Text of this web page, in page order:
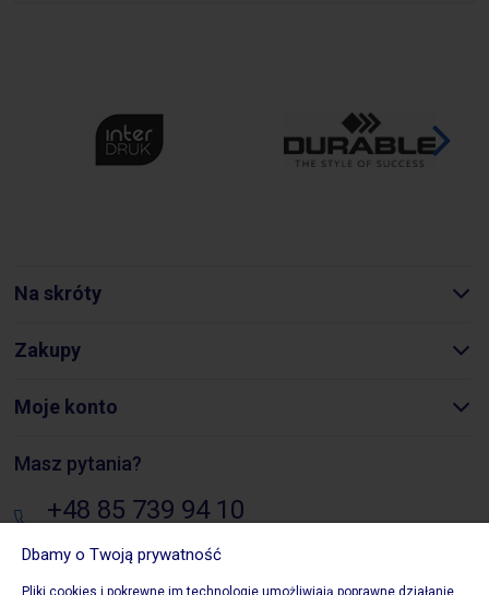
Na skróty
Zakupy
Moje konto
Masz pytania?
+48 85 739 94 10
Dbamy o Twoją prywatność
Pliki cookies i pokrewne im technologie umożliwiają poprawne działanie